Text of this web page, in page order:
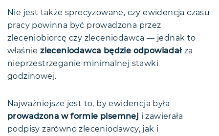
Nie jest także sprecyzowane, czy ewidencja czasu
pracy powinna być prowadzona przez
zleceniobiorcę czy zleceniodawca — jednak to
właśniezleceniodawca będzie odpowiadałza
nieprzestrzeganie minimalnej stawki
godzinowej.
Najważniejsze jest to, by ewidencja była
prowadzona w formie pisemnej i zawierała
podpisy zarówno zleceniodawcy, jak i